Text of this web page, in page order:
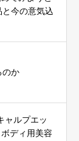
今の意気込
のか
ャルプエッ
ディ用美容